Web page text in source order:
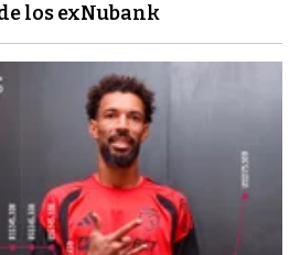
los exNubank